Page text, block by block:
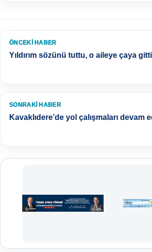
ÖNCEKI HABER
Yıldırım sözünü tuttu, o aileye çaya gitti
SONRAKI HABER
Kavaklıdere’de yol çalışmaları devam